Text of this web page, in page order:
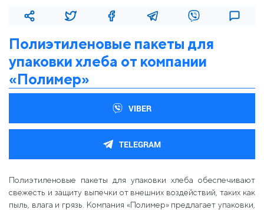
Полиэтиленовые пакеты для
упаковки хлеба от компании
«Полимер»
VIBER
TELEGRAM
Полиэтиленовые пакеты для упаковки хлеба обеспечивают
свежесть и защиту выпечки от внешних воздействий, таких как
пыль, влага и грязь. Компания «Полимер» предлагает упаковки,